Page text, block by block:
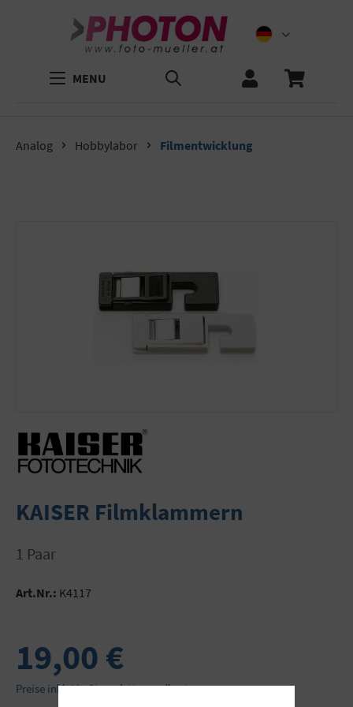
MENU
Analog Hobbylabor Filmentwicklung
KAISER Filmklammern
1 Paar
Art.Nr.: K4117
19,00 €
Preise inkl. MwSt. zzgl. Versandkosten